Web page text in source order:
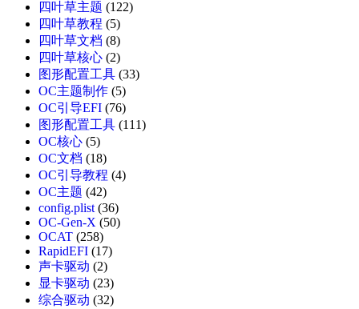
四叶草主题 (122)
四叶草教程 (5)
四叶草文档 (8)
四叶草核心 (2)
图形配置工具 (33)
OC主题制作 (5)
OC引导EFI (76)
图形配置工具 (111)
OC核心 (5)
OC文档 (18)
OC引导教程 (4)
OC主题 (42)
config.plist (36)
OC-Gen-X (50)
OCAT (258)
RapidEFI (17)
声卡驱动 (2)
显卡驱动 (23)
综合驱动 (32)